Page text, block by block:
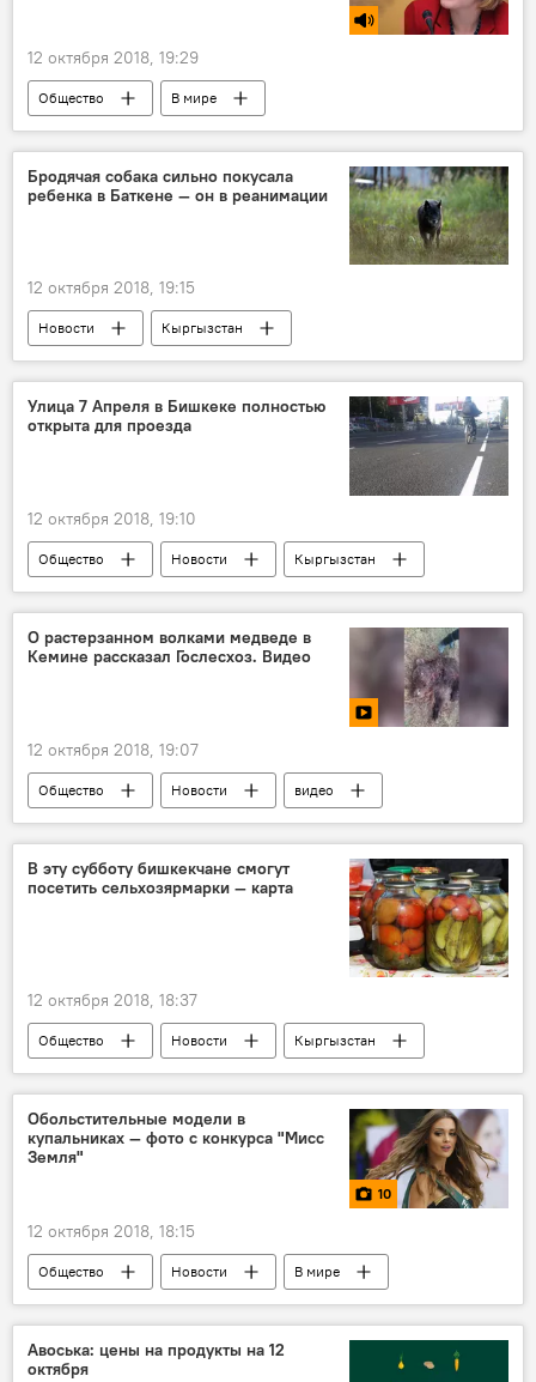
12 октября 2018, 19:29
Общество
В мире
Радио Sputnik Кыргызстан
Азия
Центральная Азия
водные ресурсы
Бродячая собака сильно покусала
ребенка в Баткене — он в реанимации
12 октября 2018, 19:15
Новости
Кыргызстан
Происшествия
Баткен
Баткенская область
собака
ребенок
нападение
Улица 7 Апреля в Бишкеке полностью
открыта для проезда
12 октября 2018, 19:10
Общество Новости
Кыргызстан
Бишкек
улица ремонт
О растерзанном волками медведе в
Кемине рассказал Гослесхоз. Видео
12 октября 2018, 19:07
Общество Новости
видео
Кыргызстан
Мультимедиа
медведь
В эту субботу бишкекчане смогут
посетить сельхозярмарки — карта
12 октября 2018, 18:37
Общество Новости
Кыргызстан
Бишкек
продукты ярмарка
Обольстительные модели в
купальниках — фото с конкурса "Мисс
Земля"
10
12 октября 2018, 18:15
Общество Новости
В мире
Культура
Мультимедиа
фото
конкурс красоты
Авоська: цены на продукты на 12
октября